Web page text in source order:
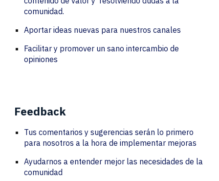
comunidad.
Aportar ideas nuevas para nuestros canales
Facilitar y promover un sano intercambio de
opiniones
Feedback
Tus comentarios y sugerencias serán lo primero
para nosotros a la hora de implementar mejoras
Ayudarnos a entender mejor las necesidades de la
comunidad